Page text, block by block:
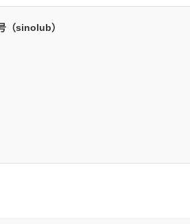
（sinolub）